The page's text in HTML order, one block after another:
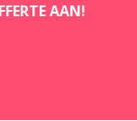
AAN!